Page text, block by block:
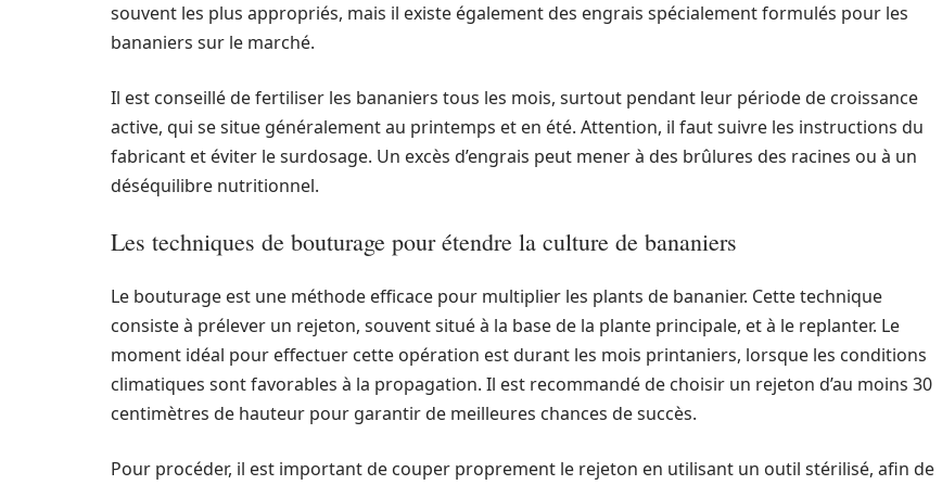
souvent les plus appropriés, mais il existe également des engrais spécialement formulés pour les
bananiers sur le marché.
Il est conseillé de fertiliser les bananiers tous les mois, surtout pendant leur période de croissance
active, qui se situe généralement au printemps et en été. Attention, il faut suivre les instructions du
fabricant et éviter le surdosage. Un excès d’engrais peut mener à des brûlures des racines ou à un
déséquilibre nutritionnel.
Les techniques de bouturage pour étendre la culture de bananiers
Le bouturage est une méthode efficace pour multiplier les plants de bananier. Cette technique
consiste à prélever un rejeton, souvent situé à la base de la plante principale, et à le replanter. Le
moment idéal pour effectuer cette opération est durant les mois printaniers, lorsque les conditions
climatiques sont favorables à la propagation. Il est recommandé de choisir un rejeton d’au moins 30
centimètres de hauteur pour garantir de meilleures chances de succès.
Pour procéder, il est important de couper proprement le rejeton en utilisant un outil stérilisé, afin de